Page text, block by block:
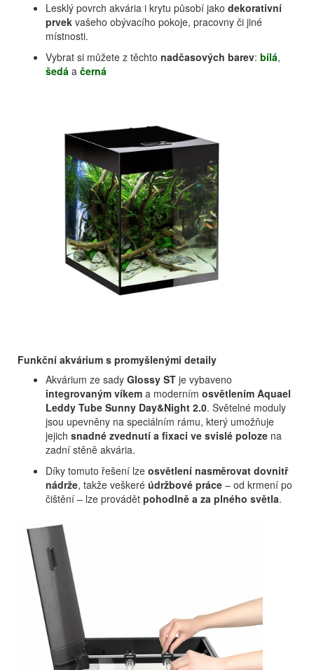
Lesklý povrch akvária i krytu působí jako dekorativní
prvek vašeho obývacího pokoje, pracovny či jiné
místnosti.
Vybrat si můžete z těchto nadčasových barev: bílá,
šedá a černá
Funkční akvárium s promyšlenými detaily
Akvárium ze sady Glossy ST je vybaveno
integrovaným víkem a moderním osvětlením Aquael
Leddy Tube Sunny Day&Night 2.0. Světelné moduly
jsou upevněny na speciálním rámu, který umožňuje
jejich snadné zvednutí a fixaci ve svislé poloze na
zadní stěně akvária.
Díky tomuto řešení lze osvětlení nasměrovat dovnitř
nádrže, takže veškeré údržbové práce – od krmení po
čištění – lze provádět pohodlně a za plného světla.